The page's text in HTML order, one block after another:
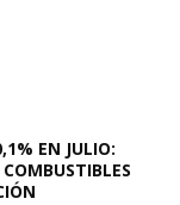
EN JULIO: